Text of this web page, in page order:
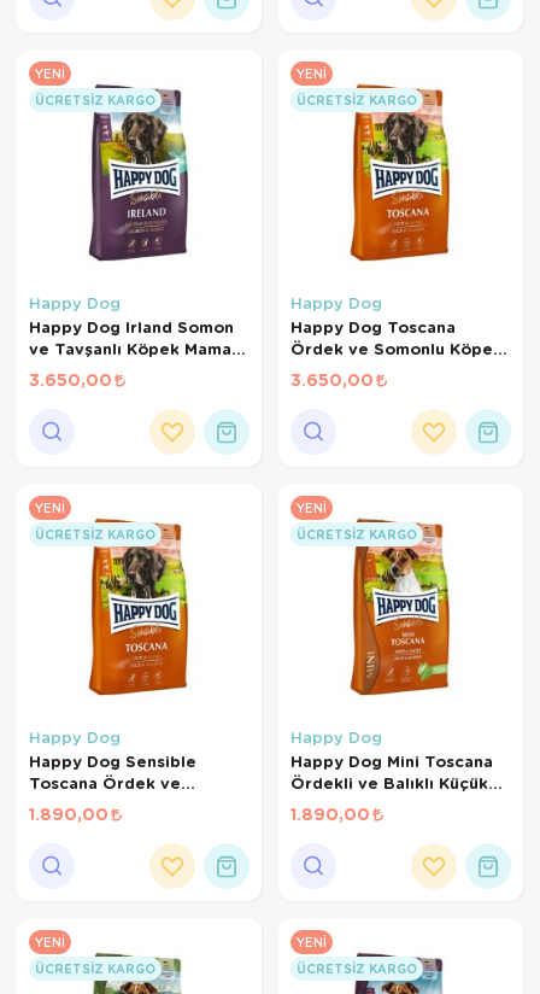
YENI
ÜCRETSIZ KARGO
Happy Dog
Happy Dog Irland Somon
ve Tavşanlı Köpek Maması
12,5 Kg
3.650,00
YENI
ÜCRETSIZ KARGO
Happy Dog
Happy Dog Toscana
Ördek ve Somonlu Köpek
Maması 12,5 Kg
3.650,00
YENI
ÜCRETSIZ KARGO
Happy Dog
Happy Dog Sensible
Toscana Ördek ve
Somonlu Kısırlaştırılmış
Köpek Maması 4 Kg
1.890,00
YENI
ÜCRETSIZ KARGO
Happy Dog
Happy Dog Mini Toscana
Ördekli ve Balıklı Küçük
Irk Yetişkin Köpek Maması
4 Kg
1.890,00
YENI
ÜCRETSIZ KARGO
YENI
ÜCRETSIZ KARGO